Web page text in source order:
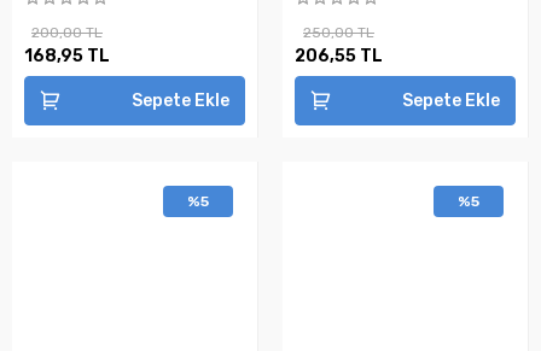
200,00 TL
168,95 TL
Sepete Ekle
250,00 TL
206,55 TL
Sepete Ekle
%5 %5